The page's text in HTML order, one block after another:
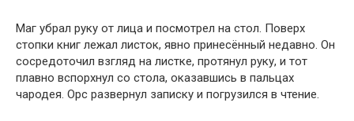
Маг убрал руку от лица и посмотрел на стол. Поверх
стопки книг лежал листок, явно принесённый недавно. Он
сосредоточил взгляд на листке, протянул руку, и тот
плавно вспорхнул со стола, оказавшись в пальцах
чародея. Орс развернул записку и погрузился в чтение.